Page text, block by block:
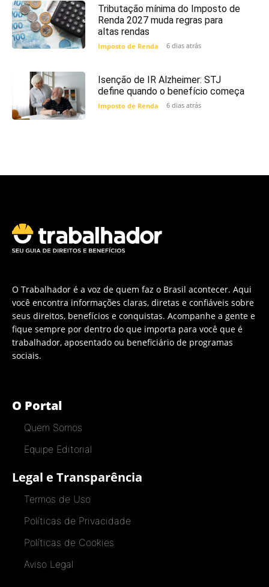
Tributação mínima do Imposto de
Renda 2027 muda regras para
altas rendas
Imposto de Renda 6 dias atrás
Isenção de IR Alzheimer: STJ
define quando o benefício começa
Imposto de Renda 6 dias atrás
O Trabalhador é a voz de quem faz o Brasil acontecer. Aqui
você encontra informações claras, diretas e confiáveis sobre
seus direitos, benefícios e conquistas. Acompanhe a gente e
fique sempre por dentro do que importa para você que é
trabalhador, aposentado ou beneficiário de programas
sociais.
O Portal
Quem Somos
Equipe Editorial
Legal e Transparência
Termos de Uso
Políticas de Privacidade
Políticas de Cookies
Aviso Legal